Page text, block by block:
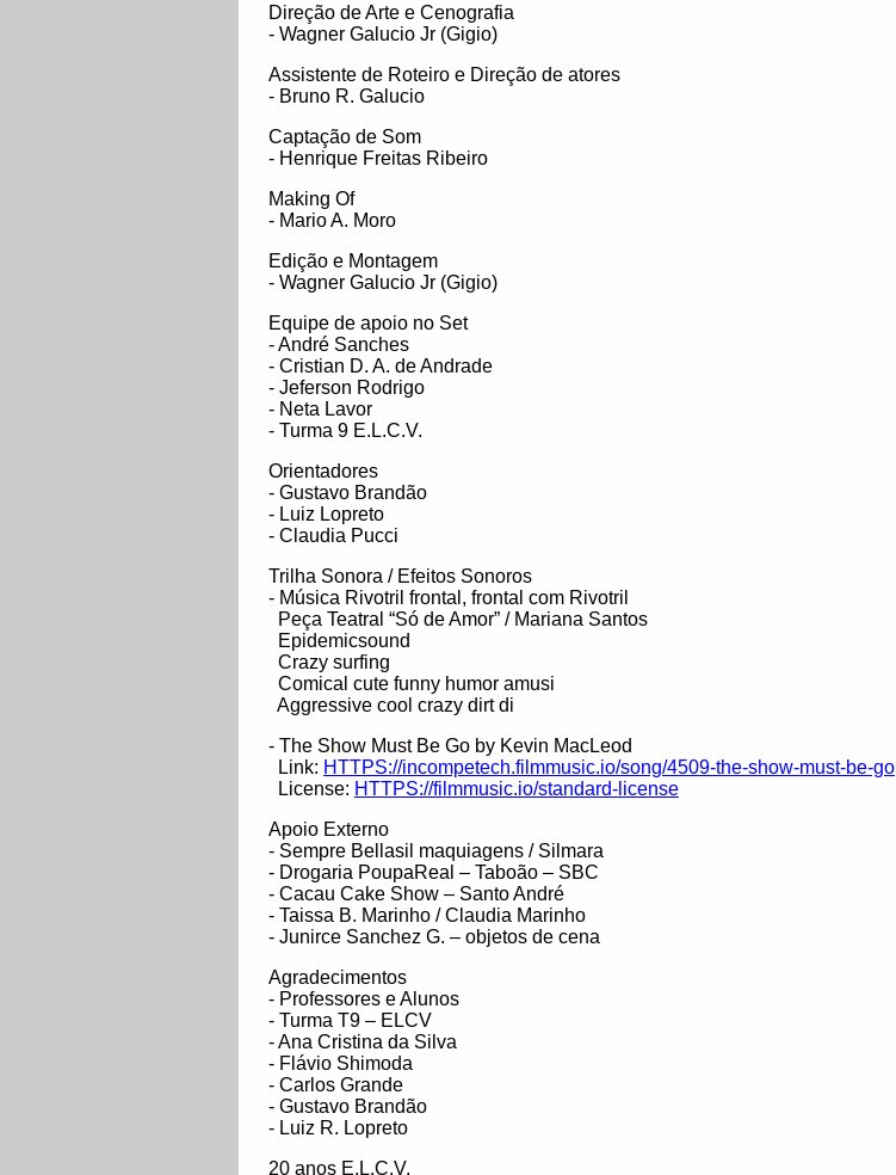
Direção de Arte e Cenografia
- Wagner Galucio Jr (Gigio)
Assistente de Roteiro e Direção de atores
- Bruno R. Galucio
Captação de Som
- Henrique Freitas Ribeiro
Making Of
- Mario A. Moro
Edição e Montagem
- Wagner Galucio Jr (Gigio)
Equipe de apoio no Set
- André Sanches
- Cristian D. A. de Andrade
- Jeferson Rodrigo
- Neta Lavor
- Turma 9 E.L.C.V.
Orientadores
- Gustavo Brandão
- Luiz Lopreto
- Claudia Pucci
Trilha Sonora / Efeitos Sonoros
- Música Rivotril frontal, frontal com Rivotril
Peça Teatral “Só de Amor” / Mariana Santos
Epidemicsound
Crazy surfing
Comical cute funny humor amusi
Aggressive cool crazy dirt di
- The Show Must Be Go by Kevin MacLeod
Link: HTTPS://incompetech.filmmusic.io/song/4509-the-show-must-be-go
License: HTTPS://filmmusic.io/standard-license
Apoio Externo
- Sempre Bellasil maquiagens / Silmara
- Drogaria PoupaReal – Taboão – SBC
- Cacau Cake Show – Santo André
- Taissa B. Marinho / Claudia Marinho
- Junirce Sanchez G. – objetos de cena
Agradecimentos
- Professores e Alunos
- Turma T9 – ELCV
- Ana Cristina da Silva
- Flávio Shimoda
- Carlos Grande
- Gustavo Brandão
- Luiz R. Lopreto
20 anos E.L.C.V.